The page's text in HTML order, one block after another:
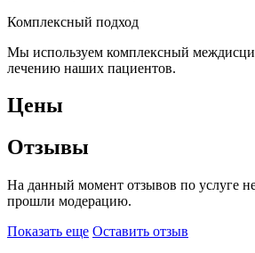
Комплексный подход
Мы используем комплексный
лечению наших пациентов.
Цены
Отзывы
На данный момент отзывов по услуге
прошли модерацию.
Показать еще Оставить отзыв